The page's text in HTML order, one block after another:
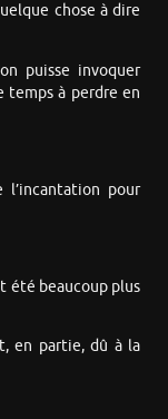
chose à dire
puisse invoquer
temps à perdre en
pour
été beaucoup plus
en partie, dû à la